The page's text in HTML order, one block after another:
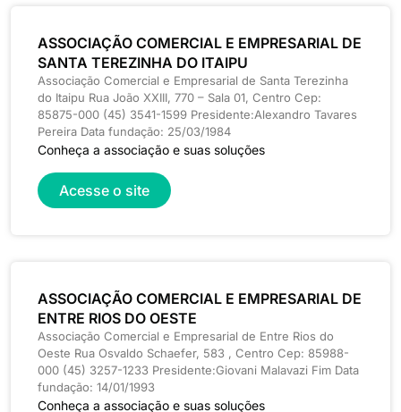
ASSOCIAÇÃO COMERCIAL E EMPRESARIAL DE
SANTA TEREZINHA DO ITAIPU
Associação Comercial e Empresarial de Santa Terezinha
do Itaipu Rua João XXIII, 770 – Sala 01, Centro Cep:
85875-000 (45) 3541-1599 Presidente:Alexandro Tavares
Pereira Data fundação: 25/03/1984
Conheça a associação e suas soluções
Acesse o site
ASSOCIAÇÃO COMERCIAL E EMPRESARIAL DE
ENTRE RIOS DO OESTE
Associação Comercial e Empresarial de Entre Rios do
Oeste Rua Osvaldo Schaefer, 583 , Centro Cep: 85988-
000 (45) 3257-1233 Presidente:Giovani Malavazi Fim Data
fundação: 14/01/1993
Conheça a associação e suas soluções